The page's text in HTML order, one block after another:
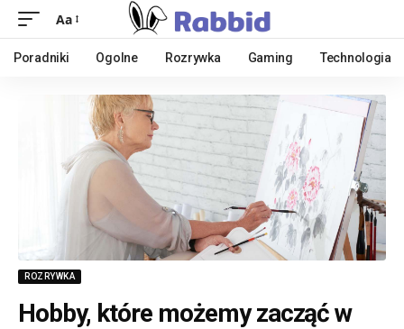
Aa
Poradniki Ogolne Rozrywka Gaming Technologia
ROZRYWKA
Hobby, które możemy zacząć w